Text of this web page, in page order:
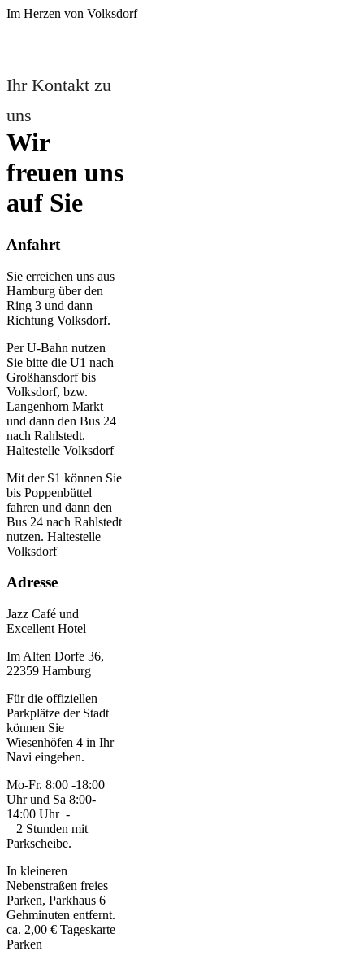
Im Herzen von Volksdorf
Ihr Kontakt zu
uns
Wir
freuen uns
auf Sie
Anfahrt
Sie erreichen uns aus
Hamburg über den
Ring 3 und dann
Richtung Volksdorf.
Per U-Bahn nutzen
Sie bitte die U1 nach
Großhansdorf bis
Volksdorf, bzw.
Langenhorn Markt
und dann den Bus 24
nach Rahlstedt.
Haltestelle Volksdorf
Mit der S1 können Sie
bis Poppenbüttel
fahren und dann den
Bus 24 nach Rahlstedt
nutzen. Haltestelle
Volksdorf
Adresse
Jazz Café und
Excellent Hotel
Im Alten Dorfe 36,
22359 Hamburg
Für die offiziellen
Parkplätze der Stadt
können Sie
Wiesenhöfen 4 in Ihr
Navi eingeben.
Mo-Fr. 8:00 -18:00
Uhr und Sa 8:00-
14:00 Uhr -
2 Stunden mit
Parkscheibe.
In kleineren
Nebenstraßen freies
Parken, Parkhaus 6
Gehminuten entfernt.
ca. 2,00 € Tageskarte
Parken